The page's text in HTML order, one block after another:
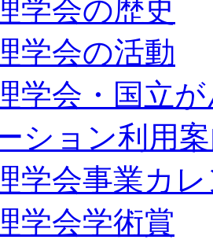
学会の歴史
学会の活動
学会・国立
ション利用
学会事業カ
学会学術賞